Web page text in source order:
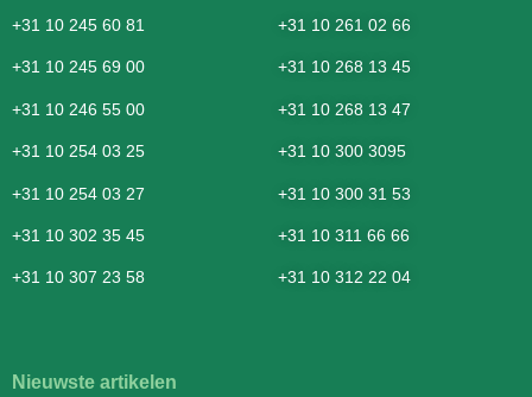
+31 10 245 60 81
+31 10 245 69 00
+31 10 246 55 00
+31 10 254 03 25
+31 10 254 03 27
+31 10 302 35 45
+31 10 307 23 58
+31 10 261 02 66
+31 10 268 13 45
+31 10 268 13 47
+31 10 300 3095
+31 10 300 31 53
+31 10 311 66 66
+31 10 312 22 04
Nieuwste artikelen